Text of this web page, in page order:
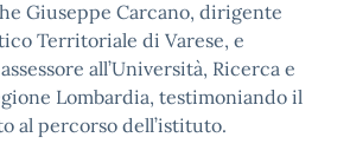
Giuseppe Carcano, dirigente
Territoriale di Varese, e
all’Università, Ricerca e
Lombardia, testimoniando il
al percorso dell’istituto.